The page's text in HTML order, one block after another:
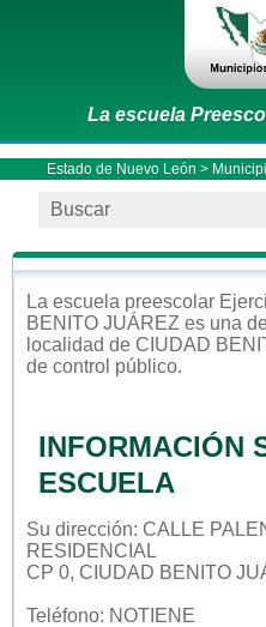
La escuela
Estado de Nuevo León >
La escuela preescolar
BENITO JUÁREZ es una
localidad de CIUDAD
de control público.
INFORMACIÓN
ESCUELA
Su dirección: CALLE
RESIDENCIAL
CP 0, CIUDAD BENITO
Teléfono: NOTIENE